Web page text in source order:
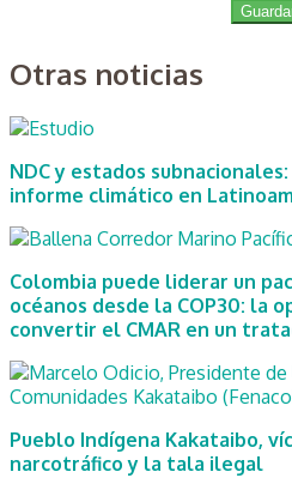
Otras noticias
NDC y estados
informe climático en
Colombia puede liderar un
océanos desde la COP30: la
convertir el CMAR en un
Pueblo Indígena Kakataibo,
narcotráfico y la tala ilegal